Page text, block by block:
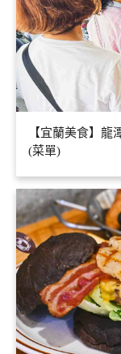
【宜蘭美食】
(菜單)